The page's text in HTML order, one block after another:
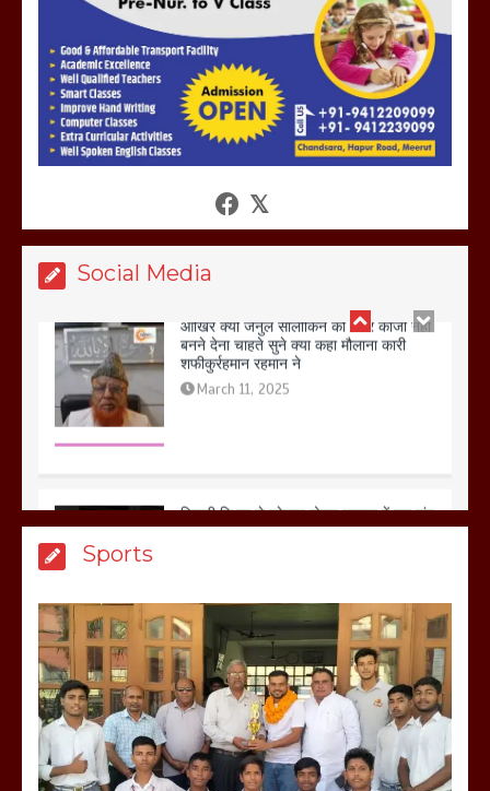
Social Media
गलोच ,कहा अगर रखी गई होली तो होगा खून
March 11, 2025
आखिर क्यों जैनुल सालीकिन को शहर काजी नहीं
शफीकुर्रहमान रहमान ने
बिजली विभाग से परेशान होकर बागपत में एक संत
ने सरकार को दी आमरण अनशन की चेतावनी
March 8, 2025
March 6, 2025
होलिका रखने पर लात मार कर होलिका को किया
तहस नहस,मोहल्ले वालों के साथ की गई गाली
गलोच ,कहा अगर रखी गई होली तो होगा खून
खराबा,
Sports